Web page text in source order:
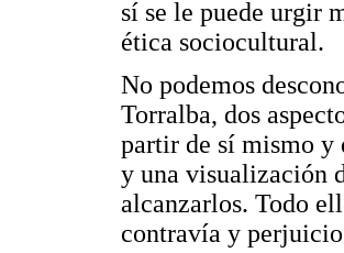
sí se le puede urgir
ética sociocultural.
No podemos
Torralba, dos
partir de sí mismo y
y una visualización
alcanzarlos. Todo
contravía y